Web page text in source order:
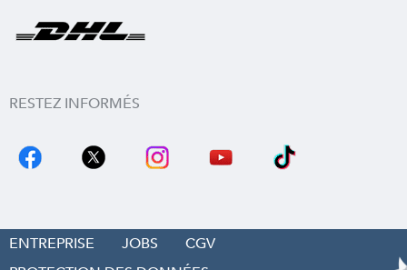
RESTEZ INFORMÉS
ENTREPRISE JOBS
CGV